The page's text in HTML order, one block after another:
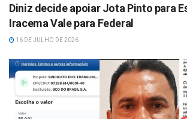
Diniz decide apoiar Jota Pinto para
Iracema Vale para Federal
16 DE JULHO DE 2026